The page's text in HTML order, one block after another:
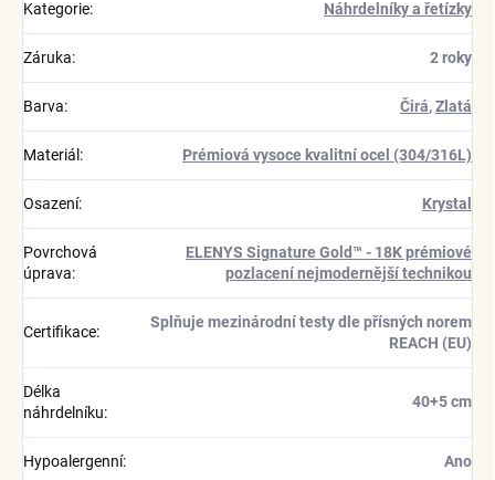
Kategorie: Náhrdelníky a řetízky
Záruka: 2 roky
Barva: Čirá,Zlatá
Materiál : Prémiová vysoce kvalitní ocel (304/316L)
Osazení: Krystal
Povrchová
úprava:
ELENYS Signature Gold™ - 18K prémiové
pozlacení nejmodernější technikou
Certifikace:
Splňuje mezinárodní testy dle přísných norem
REACH (EU)
Délka
náhrdelníku:
40+5 cm
Hypoalergenní: Ano